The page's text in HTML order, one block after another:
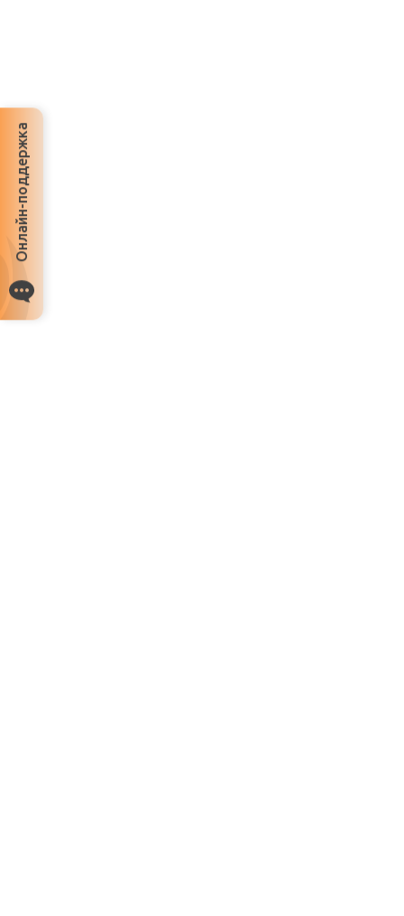
Онлайн-поддержка